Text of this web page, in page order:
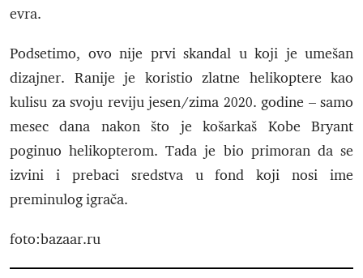
evra.
Podsetimo, ovo nije prvi skandal u koji je umešan
dizajner. Ranije je koristio zlatne helikoptere kao
kulisu za svoju reviju jesen/zima 2020. godine – samo
mesec dana nakon što je košarkaš Kobe Bryant
poginuo helikopterom. Tada je bio primoran da se
izvini i prebaci sredstva u fond koji nosi ime
preminulog igrača.
foto:bazaar.ru